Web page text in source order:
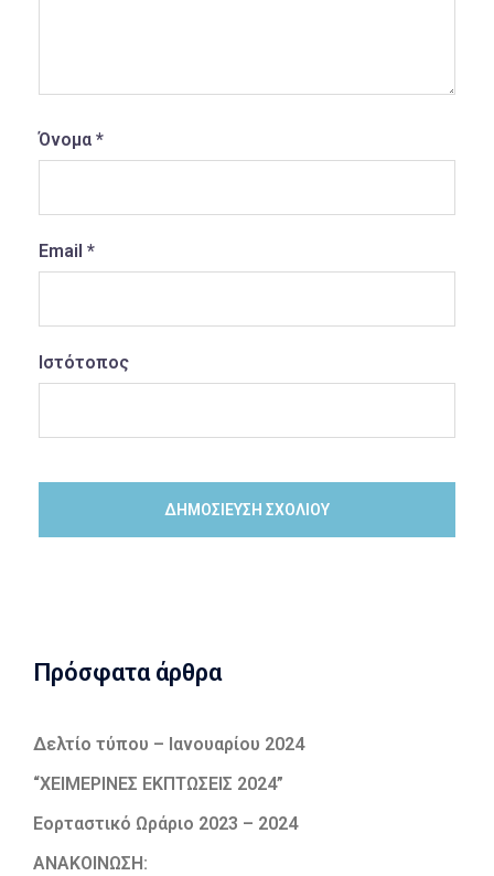
Όνομα *
Email *
Ιστότοπος
Πρόσφατα άρθρα
Δελτίο τύπου – Ιανουαρίου 2024
“ΧΕΙΜΕΡΙΝΕΣ ΕΚΠΤΩΣΕΙΣ 2024”
Εορταστικό Ωράριο 2023 – 2024
ΑΝΑΚΟΙΝΩΣΗ: